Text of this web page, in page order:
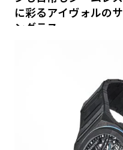
に彩るアイヴォルのサ
ングラス